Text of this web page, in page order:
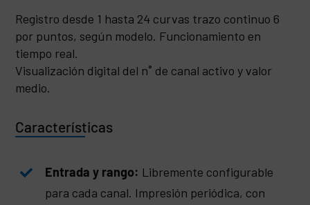
Registro desde 1 hasta 24 curvas trazo continuo 6
por puntos, según modelo. Funcionamiento en
tiempo real.
Visualización digital del n˚ de canal activo y valor
medio.
Características
Entrada y rango: Libremente configurable
para cada canal. Impresión periódica, con